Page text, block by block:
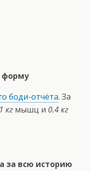
форму
боди-отчёта. За
кг мышц и 0.4 кг
за всю историю